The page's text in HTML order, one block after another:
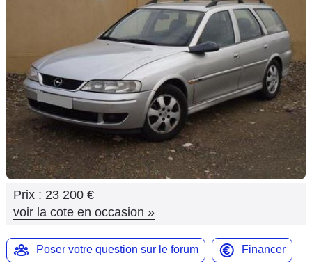
Auto
Services
Forum
Moto
Marques
Prix : 23 200 €
voir la cote en occasion »
Poser votre question sur le forum Financer